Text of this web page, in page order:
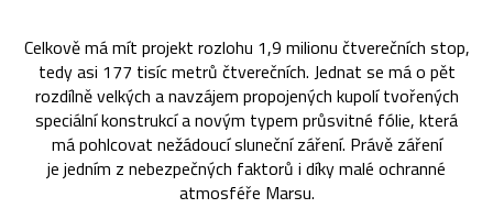
Celkově má mít projekt rozlohu 1,9 milionu čtverečních stop,
tedy asi 177 tisíc metrů čtverečních. Jednat se má o pět
rozdílně velkých a navzájem propojených kupolí tvořených
speciální konstrukcí a novým typem průsvitné fólie, která
má pohlcovat nežádoucí sluneční záření. Právě záření
je jedním z nebezpečných faktorů i díky malé ochranné
atmosféře Marsu.